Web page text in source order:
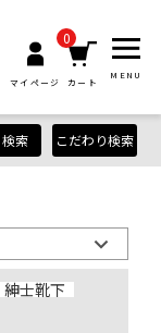
マイページ
0
カート
MENU
検索 こだわり検索
紳士靴下